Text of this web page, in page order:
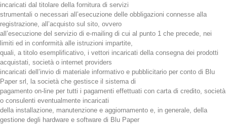
incaricati dal titolare della fornitura di servizi
strumentali o necessari all’esecuzione delle obbligazioni connesse alla
registrazione, all’acquisto sul sito, ovvero
all’esecuzione del servizio di e-mailing di cui al punto 1 che precede, nei
limiti ed in conformità alle istruzioni impartite,
quali, a titolo esemplificativo, i vettori incaricati della consegna dei prodotti
acquistati, società o internet providers
incaricati dell’invio di materiale informativo e pubblicitario per conto di Blu
Paper srl, la società che gestisce il sistema di
pagamento on-line per tutti i pagamenti effettuati con carta di credito, società
o consulenti eventualmente incaricati
della installazione, manutenzione e aggiornamento e, in generale, della
gestione degli hardware e software di Blu Paper